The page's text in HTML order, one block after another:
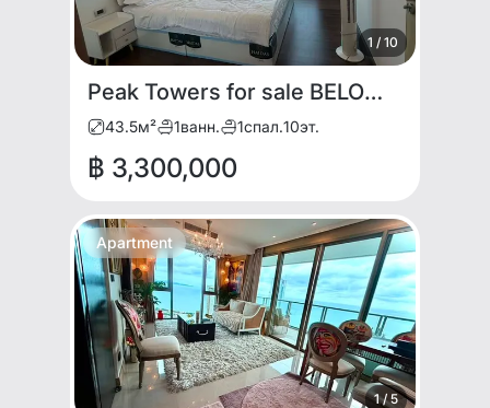
1 / 10
Peak Towers for sale BELOW MARKET PRICE
43.5м² 1ванн. 1спал.10эт.
฿ 3,300,000
1/5
Apartment